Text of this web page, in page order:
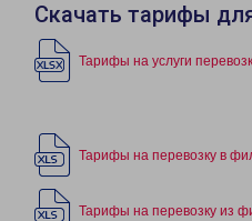
Скачать тарифы
Тарифы на услуги
Тарифы на перевозку в
Тарифы на перевозку из